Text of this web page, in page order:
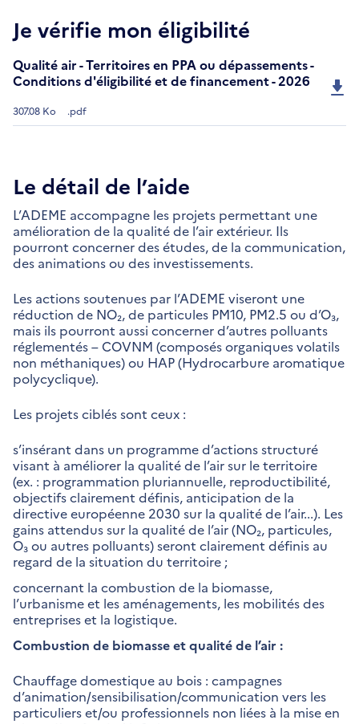
Je vérifie mon éligibilité
Qualité air - Territoires en PPA ou dépassements -
Conditions d'éligibilité et de financement - 2026
307.08 Ko .pdf
Le détail de l’aide
L’ADEME accompagne les projets permettant une
amélioration de la qualité de l’air extérieur. Ils
pourront concerner des études, de la communication,
des animations ou des investissements.
Les actions soutenues par l’ADEME viseront une
réduction de NO₂, de particules PM10, PM2.5 ou d’O₃,
mais ils pourront aussi concerner d’autres polluants
réglementés – COVNM (composés organiques volatils
non méthaniques) ou HAP (Hydrocarbure aromatique
polycyclique).
Les projets ciblés sont ceux :
s’insérant dans un programme d’actions structuré
visant à améliorer la qualité de l’air sur le territoire
(ex. : programmation pluriannuelle, reproductibilité,
objectifs clairement définis, anticipation de la
directive européenne 2030 sur la qualité de l’air...). Les
gains attendus sur la qualité de l’air (NO₂, particules,
O₃ ou autres polluants) seront clairement définis au
regard de la situation du territoire ;
concernant la combustion de la biomasse,
l’urbanisme et les aménagements, les mobilités des
entreprises et la logistique.
Combustion de biomasse et qualité de l’air :
Chauffage domestique au bois : campagnes
d’animation/sensibilisation/communication vers les
particuliers et/ou professionnels non liées à la mise en